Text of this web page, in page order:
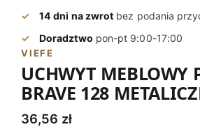
14 dni na zwrot bez podania
Doradztwo pon-pt 9:00-17:00
VIEFE
UCHWYT MEBLOWY
BRAVE 128
36,56 zł